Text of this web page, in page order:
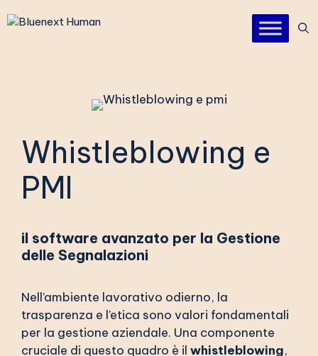
al
Whistleblowing e
PMI
il software avanzato per la Gestione
delle Segnalazioni
Nell’ambiente lavorativo odierno, la
trasparenza e l’etica sono valori fondamentali
per la gestione aziendale. Una componente
cruciale di questo quadro è il whistleblowing,